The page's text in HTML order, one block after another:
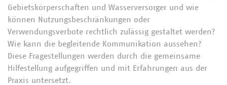
Gebietskörperschaften und Wasserversorger und wie
können Nutzungsbeschränkungen oder
Verwendungsverbote rechtlich zulässig gestaltet werden?
Wie kann die begleitende Kommunikation aussehen?
Diese Fragestellungen werden durch die gemeinsame
Hilfestellung aufgegriffen und mit Erfahrungen aus der
Praxis untersetzt.